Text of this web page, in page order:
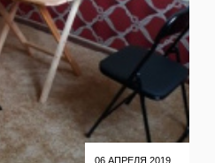
06 АПРЕЛЯ 2019